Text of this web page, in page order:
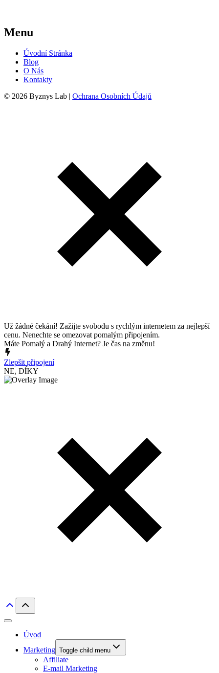
Menu
Úvodní Stránka
Blog
O Nás
Kontakty
© 2026 Byznys Lab | Ochrana Osobních Údajů
Už žádné čekání! Zažijte svobodu s rychlým internetem za nejlepší
cenu. Nenechte se omezovat pomalým připojením.
Máte Pomalý a Drahý Internet? Je čas na změnu!
Zlepšit připojení
NE, DÍKY
Úvod
Marketing Toggle child menu
Affiliate
E-mail Marketing